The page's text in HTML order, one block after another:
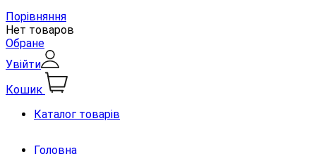
Порівняння
Нет товаров
Обране
Увійти
Кошик
Каталог товарів
Головна